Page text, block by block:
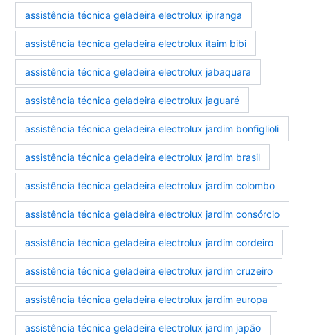
assistência técnica geladeira electrolux ipiranga
assistência técnica geladeira electrolux itaim bibi
assistência técnica geladeira electrolux jabaquara
assistência técnica geladeira electrolux jaguaré
assistência técnica geladeira electrolux jardim bonfiglioli
assistência técnica geladeira electrolux jardim brasil
assistência técnica geladeira electrolux jardim colombo
assistência técnica geladeira electrolux jardim consórcio
assistência técnica geladeira electrolux jardim cordeiro
assistência técnica geladeira electrolux jardim cruzeiro
assistência técnica geladeira electrolux jardim europa
assistência técnica geladeira electrolux jardim japão